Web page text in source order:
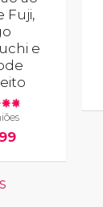
Fuji,
e
99